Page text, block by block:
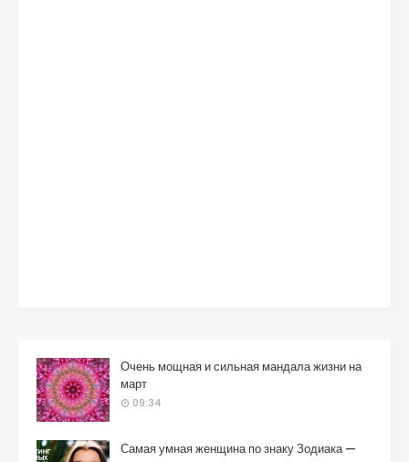
Очень мощная и сильная мандала жизни на
март
09:34
Самая умная женщина по знаку Зодиака —